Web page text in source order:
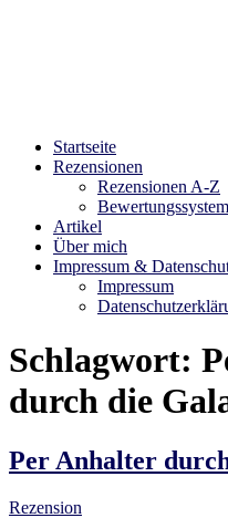
Startseite
Rezensionen
Rezensionen A-Z
Bewertungssystem
Artikel
Über mich
Impressum &
Impressum
Schlagwort:
durch die
Per Anhalter
Rezension